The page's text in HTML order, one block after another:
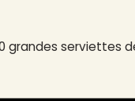
grandes serviettes